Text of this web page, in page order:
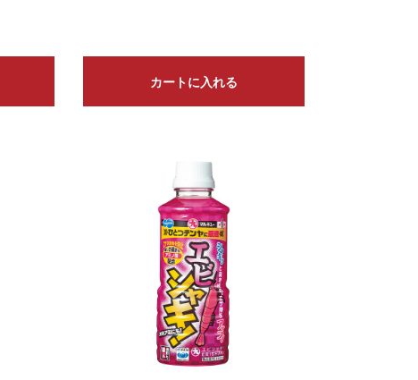
カートに入れる